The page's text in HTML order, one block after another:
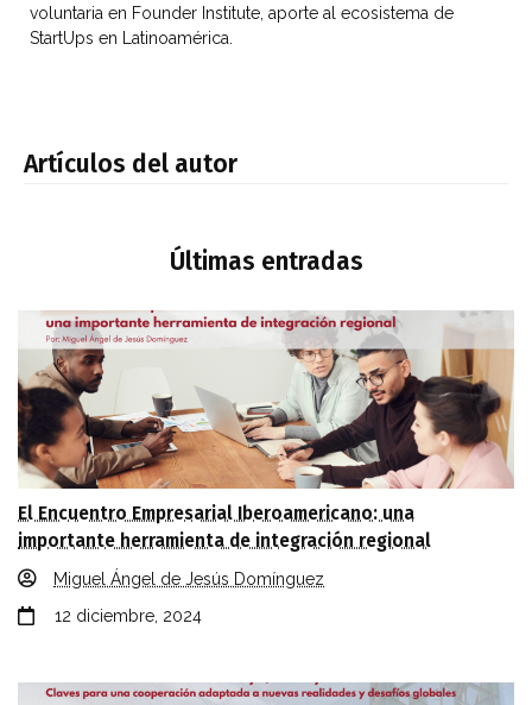
voluntaria en Founder Institute, aporte al ecosistema de
StartUps en Latinoamérica.
Artículos del autor
Últimas entradas
El Encuentro Empresarial Iberoamericano: una
importante herramienta de integración regional
Miguel Ángel de Jesús Domínguez
12 diciembre, 2024